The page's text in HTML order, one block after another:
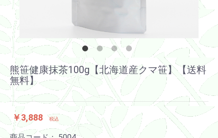
熊笹健康抹茶100g【北海道産クマ笹】【送料
無料】
￥3,888 税込